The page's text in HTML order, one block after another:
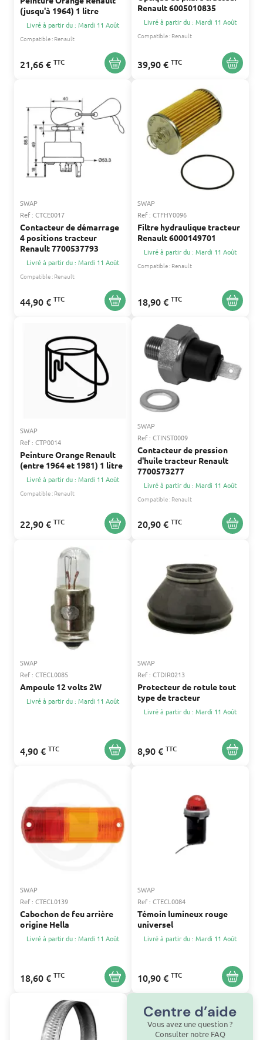
(jusqu'à 1964) 1 litre
Livré à partir du : Mardi 11 Août
Compatible : Renault
21,66 € TTC
Renault 6005010835
Livré à partir du : Mardi 11 Août
Compatible : Renault
39,90 € TTC
SWAP
Ref : CTCE0017
Contacteur de démarrage
4 positions tracteur
Renault 7700537793
Livré à partir du : Mardi 11 Août
Compatible : Renault
44,90 € TTC
SWAP
Ref : CTFHY0096
Filtre hydraulique tracteur
Renault 6000149701
Livré à partir du : Mardi 11 Août
Compatible : Renault
18,90 € TTC
SWAP
Ref : CTP0014
Peinture Orange Renault
(entre 1964 et 1981) 1 litre
Livré à partir du : Mardi 11 Août
Compatible : Renault
22,90 € TTC
SWAP
Ref : CTINST0009
Contacteur de pression
d'huile tracteur Renault
7700573277
Livré à partir du : Mardi 11 Août
Compatible : Renault
20,90 € TTC
SWAP
Ref : CTECL0085
Ampoule 12 volts 2W
Livré à partir du : Mardi 11 Août
4,90 € TTC
SWAP
Ref : CTDIR0213
Protecteur de rotule tout
type de tracteur
Livré à partir du : Mardi 11 Août
8,90 € TTC
SWAP
Ref : CTECL0139
Cabochon de feu arrière
origine Hella
Livré à partir du : Mardi 11 Août
18,60 € TTC
SWAP
Ref : CTECL0084
Témoin lumineux rouge
universel
Livré à partir du : Mardi 11 Août
10,90 € TTC
Centre d’aide
Vous avez une question ?
Consulter notre FAQ